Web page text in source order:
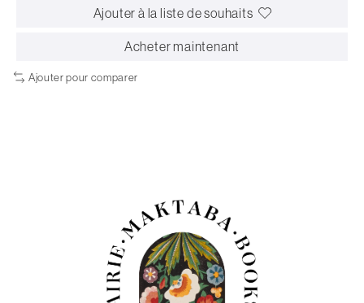
Ajouter à la liste de souhaits
Acheter maintenant
Ajouter pour comparer